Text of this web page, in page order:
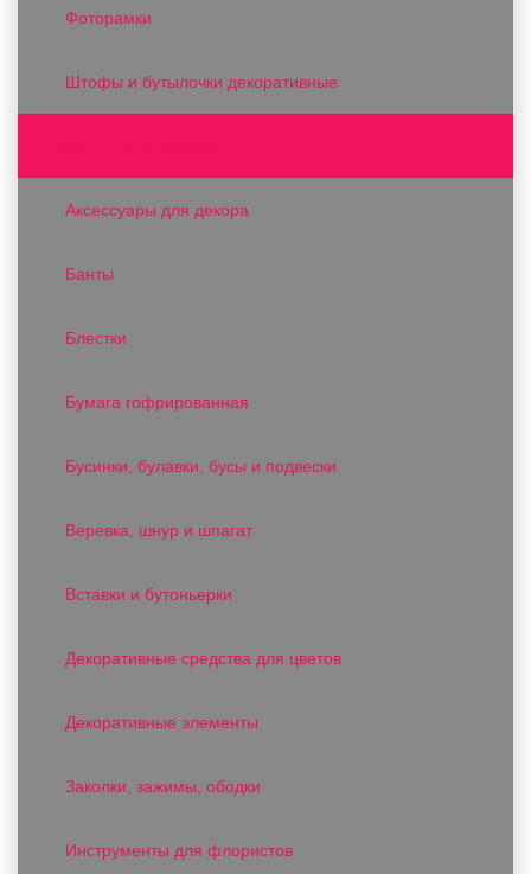
Фоторамки
Штофы и бутылочки декоративные
Аксессуары для декора
Банты
Блестки
Бумага гофрированная
Бусинки, булавки, бусы и подвески
Веревка, шнур и шпагат
Вставки и бутоньерки
Декоративные средства для цветов
Декоративные элементы
Заколки, зажимы, ободки
Инструменты для флористов